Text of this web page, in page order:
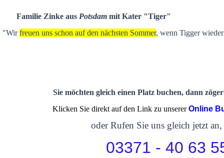
Familie Zinke aus Potsdam mit Kater "Tiger"
"Wirfreuen uns schon auf den nächsten Sommer, wenn Tigger
Sie möchten gleich einen Platz buchen, dann
Klicken Sie direkt auf den Link zu unsererOnline
oder Rufen Sie uns gleich jetzt an,
03371 - 40 63